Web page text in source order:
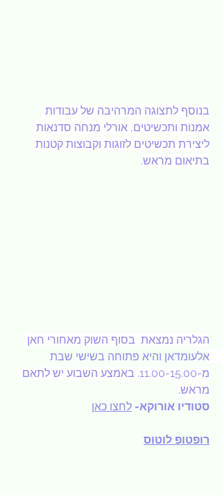
בנוסף לתצוגה המרהיבה של עבודות
אמנות ותכשיטים, אורלי מנחה סדנאות
ליצירת תכשיטים לזוגות וקבוצות קטנות
בתיאום מראש.
הגלריה נמצאת  בסוף השוק מאחורי חאן
אלעומדאן והיא פתוחה בשישי שבת
מ-11.00-15.00. באמצע השבוע יש לתאם
מראש.
סטודיו אורוקא- לחצו כאן
רופטופ לוטוס